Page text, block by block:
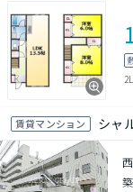
賃貸マンション シャ